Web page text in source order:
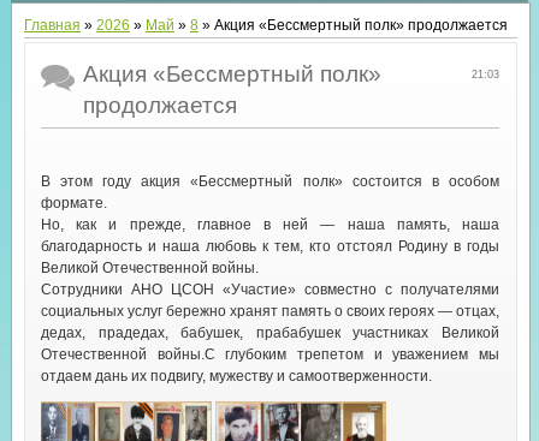
Главная » 2026 » Май » 8» Акция «Бессмертный полк» продолжается
21:03
Акция «Бессмертный полк»
продолжается
В этом году акция «Бессмертный полк» состоится в особом
формате.
Но, как и прежде, главное в ней — наша память, наша
благодарность и наша любовь к тем, кто отстоял Родину в годы
Великой Отечественной войны.
Сотрудники АНО ЦСОН «Участие» совместно с получателями
социальных услуг бережно хранят память о своих героях — отцах,
дедах, прадедах, бабушек, прабабушек участниках Великой
Отечественной войны.С глубоким трепетом и уважением мы
отдаем дань их подвигу, мужеству и самоотверженности.